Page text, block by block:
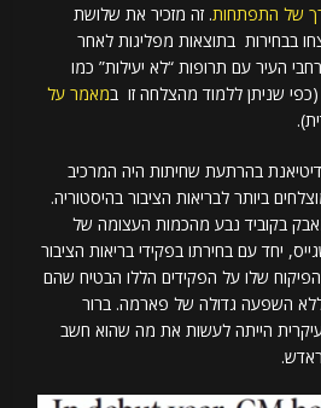
של התפתחות. זה מזכיר את שלושת
בבחירות בתוצאות מפליגות לאחר
העיר עם תרופות “לא יעילות” כמו
(כפי שניתן ללמוד מהצלחה זו במאמר על
בהרתעת שחיתות היה המרכיב
ביותר לבריאות הציבור בהיסטוריה.
בקוביד נבע מהכמות העצומה של
יחד עם בחירתו בפקידי בריאות הציבור
הפיקוח שלו על הפקידים הללו הבטיח שהם
השפעה גדולה של פארמה. ברור
הייתה לעשות את מה שהוא חשב